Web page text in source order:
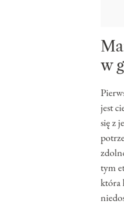
w
jest
się z
tym
która